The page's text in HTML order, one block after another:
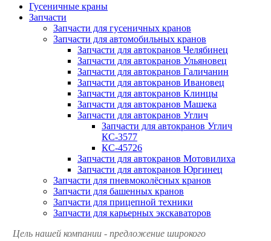
Гусеничные краны
Запчасти
Запчасти для гусеничных кранов
Запчасти для автомобильных кранов
Запчасти для автокранов Челябинец
Запчасти для автокранов Ульяновец
Запчасти для автокранов Галичанин
Запчасти для автокранов Ивановец
Запчасти для автокранов Клинцы
Запчасти для автокранов Машека
Запчасти для автокранов Углич
Запчасти для автокранов Углич
КС-3577
КС-45726
Запчасти для автокранов Мотовилиха
Запчасти для автокранов Юргинец
Запчасти для пневмоколёсных кранов
Запчасти для башенных кранов
Запчасти для прицепной техники
Запчасти для карьерных экскаваторов
Цель нашей компании - предложение широкого